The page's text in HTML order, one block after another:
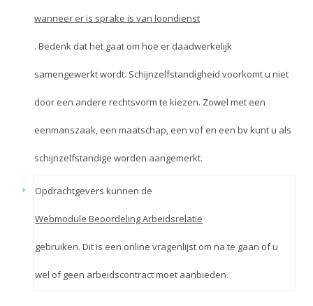
wanneer er is sprake is van loondienst
. Bedenk dat het gaat om hoe er daadwerkelijk
samengewerkt wordt. Schijnzelfstandigheid voorkomt u niet
door een andere rechtsvorm te kiezen. Zowel met een
eenmanszaak, een maatschap, een vof en een bv kunt u als
schijnzelfstandige worden aangemerkt.
Opdrachtgevers kunnen de
Webmodule Beoordeling Arbeidsrelatie
gebruiken. Dit is een online vragenlijst om na te gaan of u
wel of geen arbeidscontract moet aanbieden.